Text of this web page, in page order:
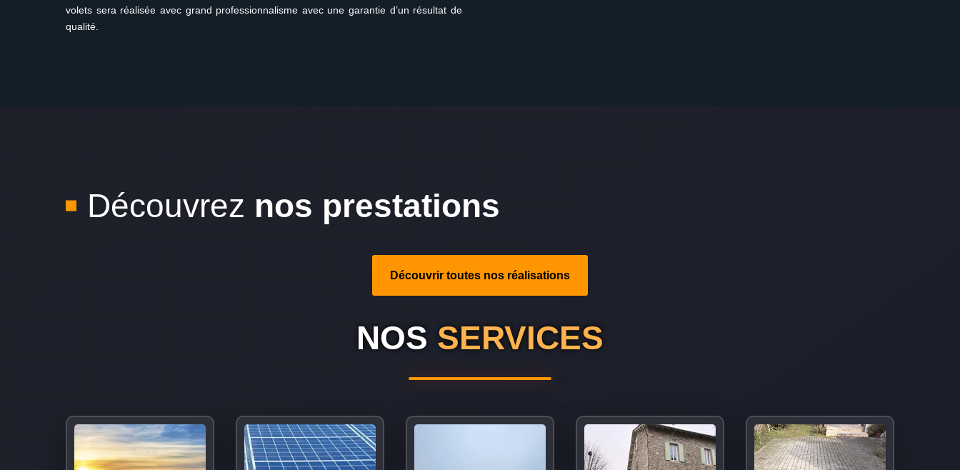
volets sera réalisée avec grand professionnalisme avec une garantie d’un résultat de
qualité.
Découvrez nos prestations
Découvrir toutes nos réalisations
NOS SERVICES